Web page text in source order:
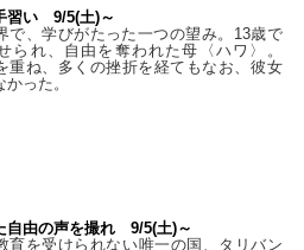
習い 9/5(土)～
で、学びがたった一つの望み。13歳で
られ、自由を奪われた母〈ハワ〉。
ね、多くの挫折を経てもなお、彼女
った。
自由の声を撮れ 9/5(土)～
育を受けられない唯一の国、タリバン